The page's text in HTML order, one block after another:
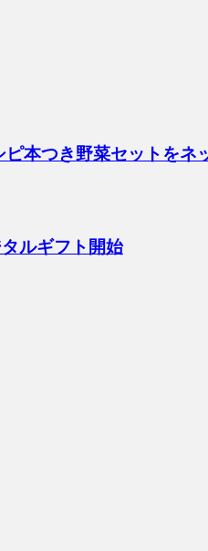
ピ本つき野菜セットをネ
ルギフト開始